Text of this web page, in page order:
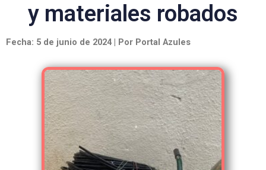
y materiales robados
Fecha: 5 de junio de 2024 | Por Portal Azules